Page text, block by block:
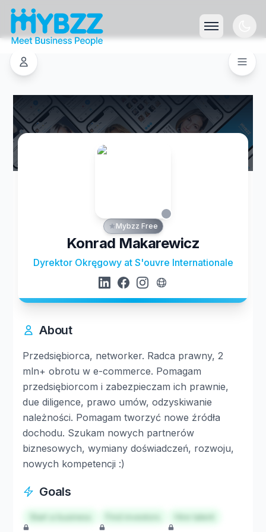
Mybzz Free
Konrad Makarewicz
Dyrektor Okręgowy at S'ouvre Internationale
About
Przedsiębiorca, networker. Radca prawny, 2
mln+ obrotu w e-commerce. Pomagam
przedsiębiorcom i zabezpieczam ich prawnie,
due diligence, prawo umów, odzyskiwanie
należności. Pomagam tworzyć nowe źródła
dochodu. Szukam nowych partnerów
biznesowych, wymiany doświadczeń, rozwoju,
nowych kompetencji :)
Goals
Start a business Hire talent